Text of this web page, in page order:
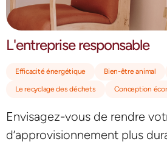
L'entreprise responsable
Efficacité énergétique Bien-être animal
Le recyclage des déchets Conception
Envisagez-vous de rendre
d’approvisionnement plus